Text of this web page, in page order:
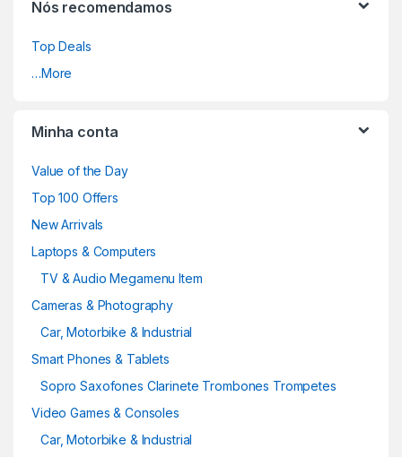
Nós recomendamos
Top Deals
…More
Minha conta
Value of the Day
Top 100 Offers
New Arrivals
Laptops & Computers
TV & Audio Megamenu Item
Cameras & Photography
Car, Motorbike & Industrial
Smart Phones & Tablets
Sopro Saxofones Clarinete Trombones Trompetes
Video Games & Consoles
Car, Motorbike & Industrial